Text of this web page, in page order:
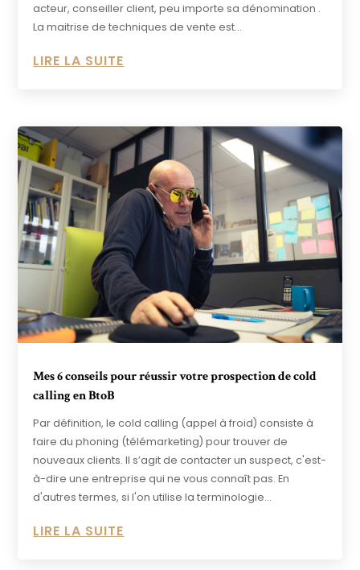
acteur, conseiller client, peu importe sa dénomination .
La maitrise de techniques de vente est...
LIRE LA SUITE
Mes 6 conseils pour réussir votre prospection de cold
calling en BtoB
Par définition, le cold calling (appel à froid) consiste à
faire du phoning (télémarketing) pour trouver de
nouveaux clients. Il s’agit de contacter un suspect, c'est-
à-dire une entreprise qui ne vous connaît pas. En
d'autres termes, si l'on utilise la terminologie...
LIRE LA SUITE